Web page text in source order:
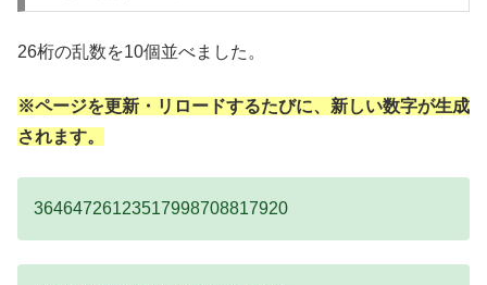
26桁の乱数を10個並べました。
※ページを更新・リロードするたびに、新しい数字が生成
されます。
36464726123517998708817920